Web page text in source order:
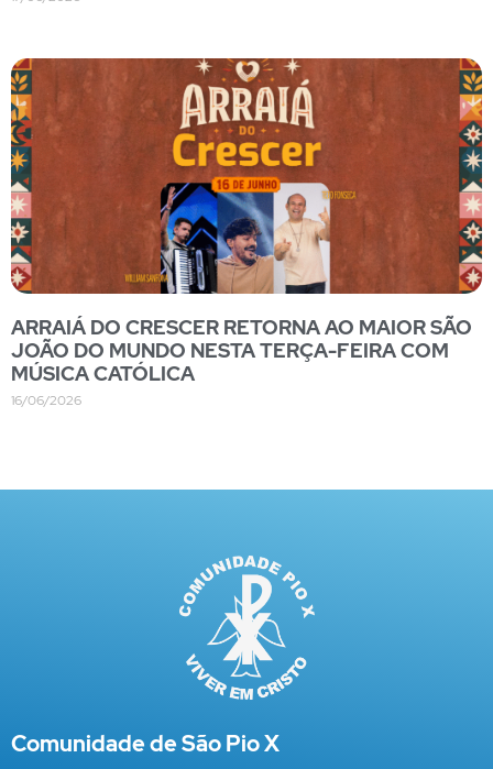
ARRAIÁ DO CRESCER RETORNA AO MAIOR SÃO
JOÃO DO MUNDO NESTA TERÇA-FEIRA COM
MÚSICA CATÓLICA
16/06/2026
Comunidade de São Pio X